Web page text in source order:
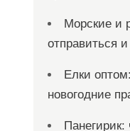
Морские и
отправиться
Елки
новогодние
Панегирик: